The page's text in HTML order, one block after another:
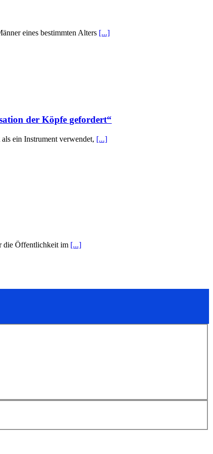
eines bestimmten Alters [...]
der Köpfe gefordert“
ein Instrument verwendet, [...]
die Öffentlichkeit im [...]